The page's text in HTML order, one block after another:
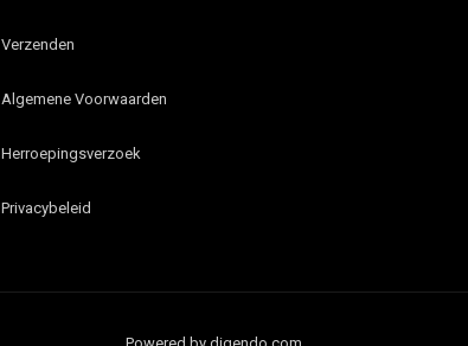
Verzenden
Algemene Voorwaarden
Herroepingsverzoek
Privacybeleid